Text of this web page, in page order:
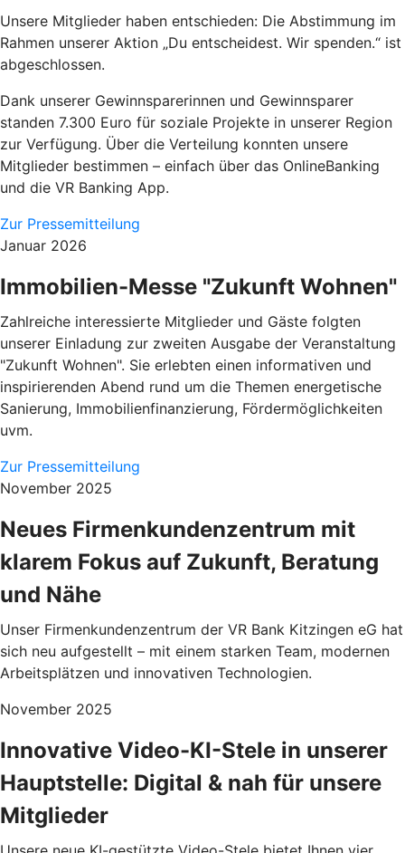
Unsere Mitglieder haben entschieden: Die Abstimmung im
Rahmen unserer Aktion „Du entscheidest. Wir spenden.“ ist
abgeschlossen.
Dank unserer Gewinnsparerinnen und Gewinnsparer
standen 7.300 Euro für soziale Projekte in unserer Region
zur Verfügung. Über die Verteilung konnten unsere
Mitglieder bestimmen – einfach über das OnlineBanking
und die VR Banking App.
Zur Pressemitteilung
Januar 2026
Immobilien-Messe "Zukunft Wohnen"
Zahlreiche interessierte Mitglieder und Gäste folgten
unserer Einladung zur zweiten Ausgabe der Veranstaltung
"Zukunft Wohnen". Sie erlebten einen informativen und
inspirierenden Abend rund um die Themen energetische
Sanierung, Immobilienfinanzierung, Fördermöglichkeiten
uvm.
Zur Pressemitteilung
November 2025
Neues Firmenkundenzentrum mit
klarem Fokus auf Zukunft, Beratung
und Nähe
Unser Firmenkundenzentrum der VR Bank Kitzingen eG hat
sich neu aufgestellt – mit einem starken Team, modernen
Arbeitsplätzen und innovativen Technologien.
November 2025
Innovative Video-KI-Stele in unserer
Hauptstelle: Digital & nah für unsere
Mitglieder